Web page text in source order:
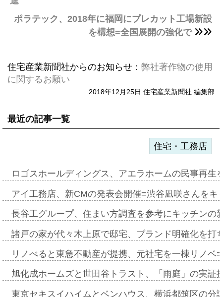
ポラテック、2018年に福岡にプレカット工場新設
を構想=全国展開の強化で
住宅産業新聞社からのお知らせ： 弊社著作物の使用
に関するお願い
2018年12月25日 住宅産業新聞社 編集部
最近の記事一覧
住宅・工務店
ロゴスホールディングス、アエラホームの民事再
アイ工務店、新CMの発表会開催=渋谷凪咲さんを
長谷工グループ、住まい方調査を参考にキッチン
諸戸の家が代々木上原で邸宅、ブランド明確化を
リノべると東急不動産が提携、元社宅を一棟リノ
旭化成ホームズと世田谷トラスト、「雨庭」の実
東京セキスイハイムとベンハウス、横浜都筑区の